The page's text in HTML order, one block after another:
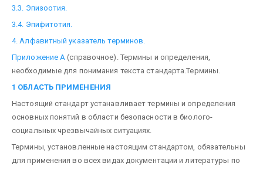
3.3. Эпизоотия.
3.4. Эпифитотия.
4. Алфавитный указатель терминов.
Приложение А(справочное). Термины и определения,
необходимые для понимания текста стандарта.Термины.
1 ОБЛАСТЬ ПРИМЕНЕНИЯ
Настоящий стандарт устанавливает термины и определения
основных понятий в области безопасности в биолого-
социальных чрезвычайных ситуациях.
Термины, установленные настоящим стандартом, обязательны
для применения во всех видах документации и литературы по